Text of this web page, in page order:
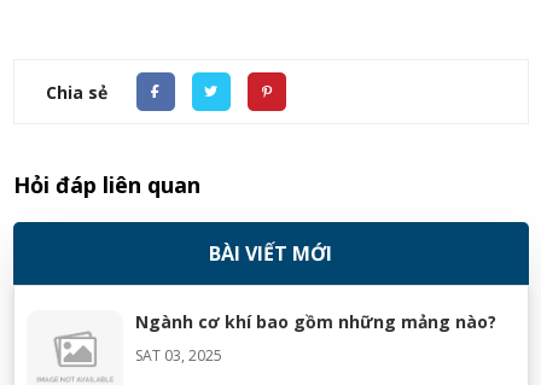
Chia sẻ
Hỏi đáp liên quan
BÀI VIẾT MỚI
Ngành cơ khí bao gồm những mảng nào?
SAT 03, 2025